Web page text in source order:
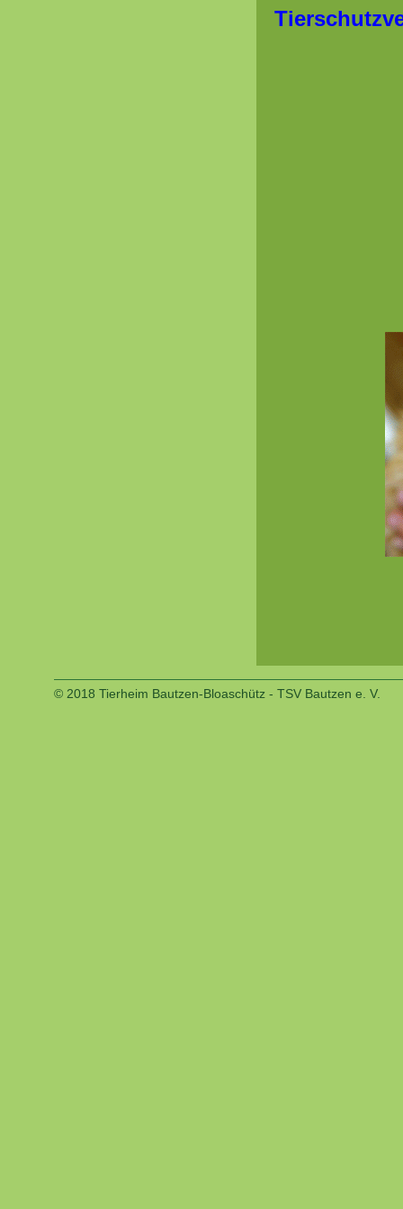
© 2018 Tierheim Bautzen-Bloaschütz - TSV Bautzen e. V.